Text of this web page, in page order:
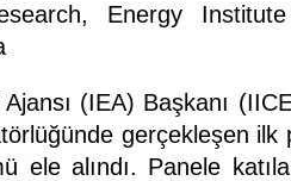
Energy
(IEA) Başkanı
gerçekleşen ilk
ele alındı. Panele